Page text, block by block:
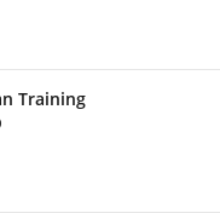
Training